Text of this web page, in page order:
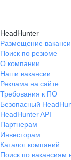
HeadHunter
Размещение
Поиск по резюме
О компании
Наши вакансии
Реклама на сайте
Требования к ПО
Безопасный
HeadHunter API
Партнерам
Инвесторам
Каталог компаний
Поиск по вакансиям